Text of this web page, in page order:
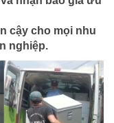
cậy cho mọi nhu
nghiệp.